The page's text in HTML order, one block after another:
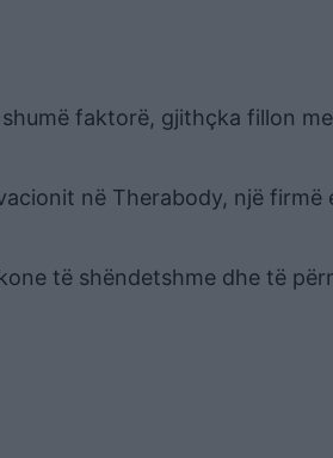
faktorë, gjithçka fillon
në Therabody, një firmë
të shëndetshme dhe të